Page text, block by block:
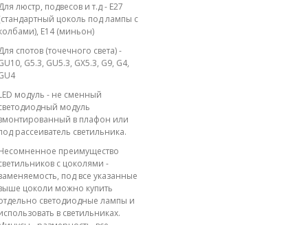
люстр, подвесов и т.д - E27
цоколь под лампы с
E14 (миньон)
спотов (точечного света) -
G5.3, GU5.3, GX5.3, G9, G4,
модуль - не сменный
модуль
в плафон или
рассеиватель светильника.
преимущество
с цоколями -
под все указанные
цоколи можно купить
светодиодные лампы и
в светильниках.